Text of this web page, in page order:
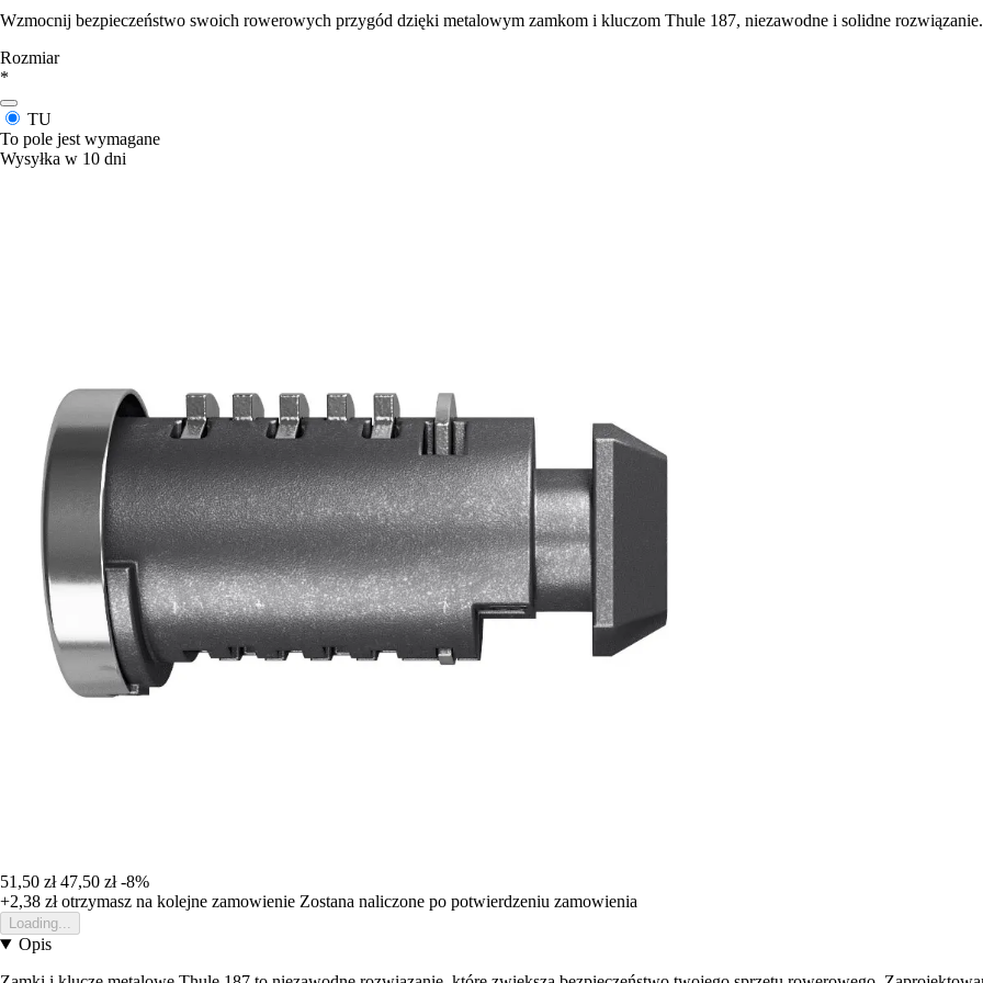
Wzmocnij bezpieczeństwo swoich rowerowych przygód dzięki metalowym zamkom i kluczom Thule 187, niezawodne i solidne rozwiązanie.
Rozmiar
*
TU
To pole jest wymagane
Wysyłka w 10 dni
51,50 zł 47,50 zł -8%
+2,38 złotrzymasz na kolejne zamowienie Zostana naliczone po potwierdzeniu zamowienia
Loading...
Opis